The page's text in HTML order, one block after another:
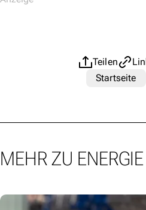
Teilen
Startseite
MEHR ZU ENERGIE